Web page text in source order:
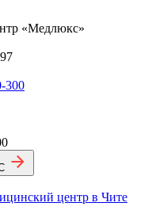
«Медлюкс»
300